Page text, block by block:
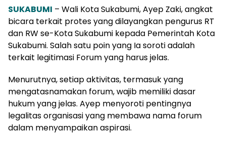
SUKABUMI – Wali Kota Sukabumi, Ayep Zaki, angkat
bicara terkait protes yang dilayangkan pengurus RT
dan RW se-Kota Sukabumi kepada Pemerintah Kota
Sukabumi. Salah satu poin yang Ia soroti adalah
terkait legitimasi Forum yang harus jelas.
Menurutnya, setiap aktivitas, termasuk yang
mengatasnamakan forum, wajib memiliki dasar
hukum yang jelas. Ayep menyoroti pentingnya
legalitas organisasi yang membawa nama forum
dalam menyampaikan aspirasi.